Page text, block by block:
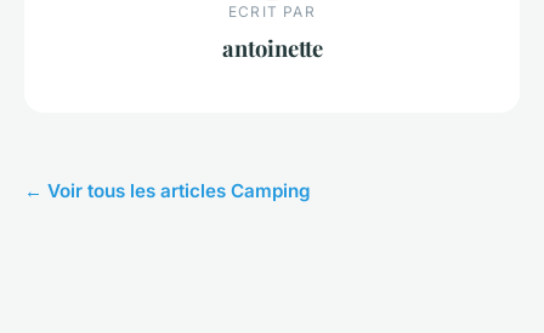
ECRIT PAR
antoinette
← Voir tous les articles Camping